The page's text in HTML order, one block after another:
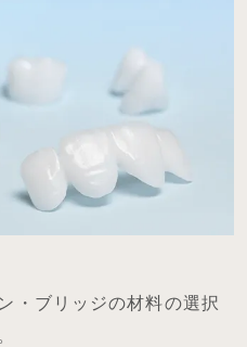
・ブリッジの材料の選択